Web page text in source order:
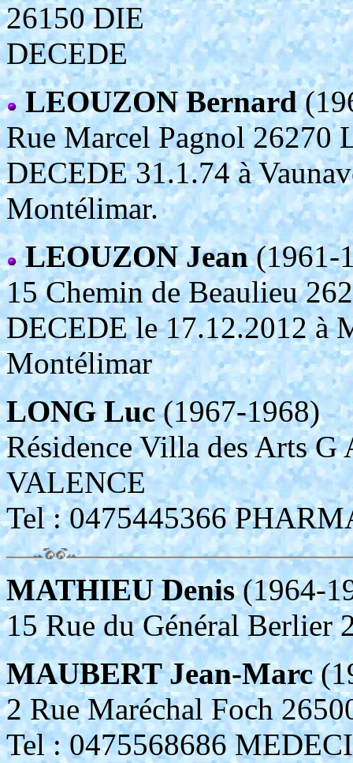
26150 DIE
DECEDE
LEOUZON Bernard
Rue Marcel Pagnol
DECEDE 31.1.74 à
Montélimar.
LEOUZON Jean(1961-
15 Chemin de Beaulieu
DECEDE le 17.12.2012 à
Montélimar
LONG Luc(1967-1968)
Résidence Villa des Arts G
VALENCE
Tel : 0475445366
MATHIEU Denis(1964-
15 Rue du Général Berlier
MAUBERT Jean-Marc
2 Rue Maréchal Foch
Tel : 0475568686